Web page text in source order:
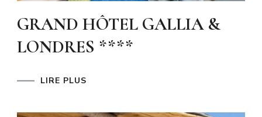
GRAND HÔTEL GALLIA &
LONDRES ****
LIRE PLUS